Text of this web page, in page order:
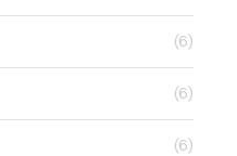
(6)
(6)
(6)